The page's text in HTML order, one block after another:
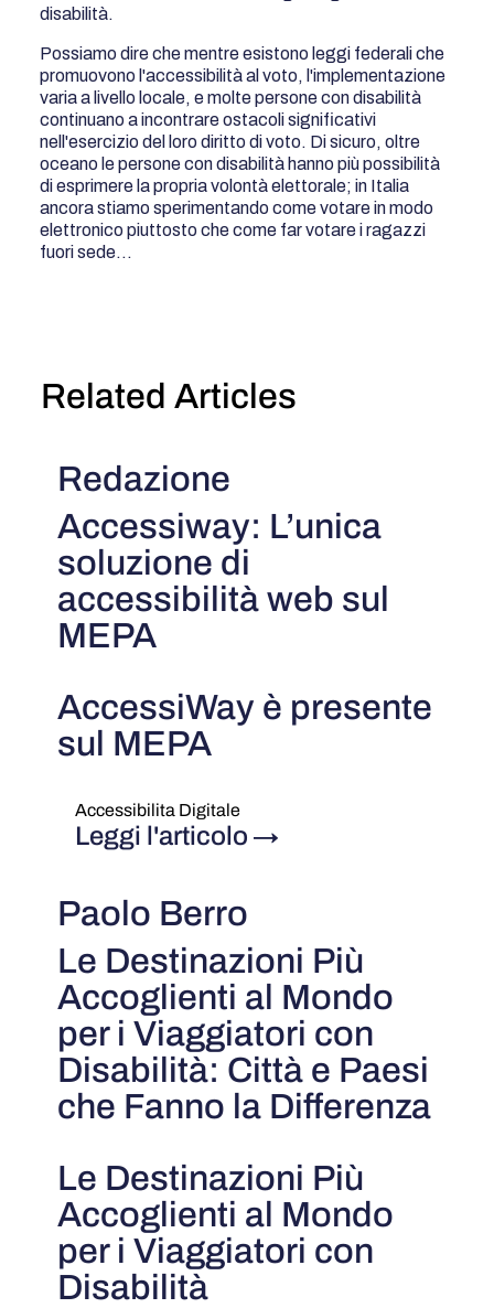
disabilità.
Possiamo dire che mentre esistono leggi federali che
promuovono l'accessibilità al voto, l'implementazione
varia a livello locale, e molte persone con disabilità
continuano a incontrare ostacoli significativi
nell'esercizio del loro diritto di voto. Di sicuro, oltre
oceano le persone con disabilità hanno più possibilità
di esprimere la propria volontà elettorale; in Italia
ancora stiamo sperimentando come votare in modo
elettronico piuttosto che come far votare i ragazzi
fuori sede...
Redazione
Accessiway: L’unica
soluzione di
accessibilità web sul
MEPA
AccessiWay è presente
sul MEPA
Accessibilita Digitale
Leggi l'articolo →
Paolo Berro
Le Destinazioni Più
Accoglienti al Mondo
per i Viaggiatori con
Disabilità: Città e Paesi
che Fanno la Differenza
Le Destinazioni Più
Accoglienti al Mondo
per i Viaggiatori con
Disabilità
Related Articles